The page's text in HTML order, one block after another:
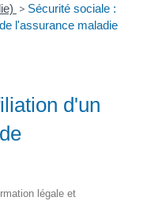
> Sécurité sociale :
l'assurance maladie
d'un
légale et